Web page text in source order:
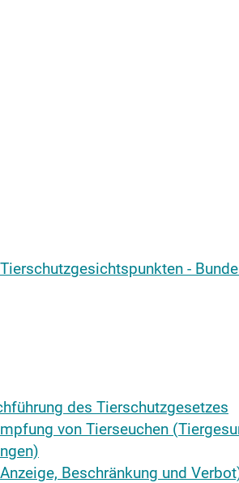
-
des Tierschutzgesetzes
von Tierseuchen
Beschränkung und